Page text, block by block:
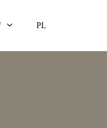
PL